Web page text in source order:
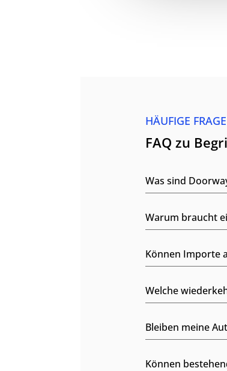
HÄUFIGE
FAQ zu
Was sind
Warum braucht
Können Importe
Welche
Bleiben meine
Können